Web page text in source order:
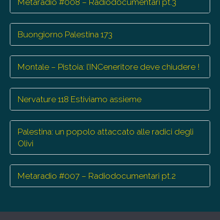
Metaradio #008 – Radiodocumentari pt.3
Buongiorno Palestina 173
Montale – Pistoia: l’INCeneritore deve chiudere !
Nervature 118 Estiviamo assieme
Palestina: un popolo attaccato alle radici degli
Olivi
Metaradio #007 – Radiodocumentari pt.2